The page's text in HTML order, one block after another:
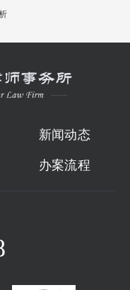
新闻动态
办案流程